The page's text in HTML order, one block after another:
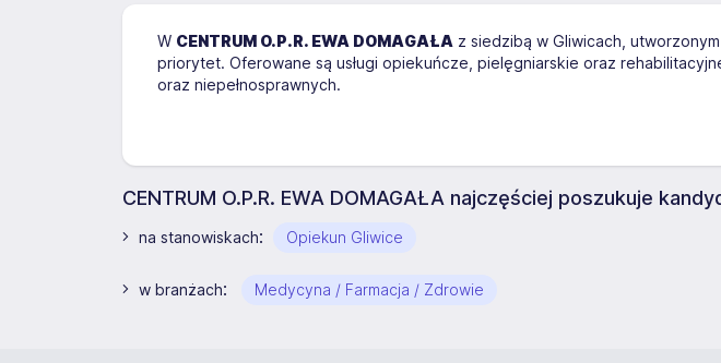
W CENTRUM O.P.R. EWA DOMAGAŁA z siedzibą w Gliwicach,
priorytet. Oferowane są usługi opiekuńcze, pielęgniarskie oraz
oraz niepełnosprawnych.
CENTRUM O.P.R. EWA DOMAGAŁA najczęściej poszukuje
na stanowiskach: Opiekun Gliwice
w branżach: Medycyna / Farmacja / Zdrowie